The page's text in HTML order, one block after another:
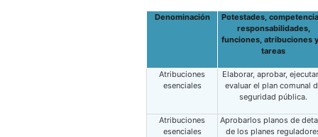
Denominación
Potestades,
responsabilidades,
funciones, atribuciones
tareas
Atribuciones
esenciales
Elaborar, aprobar,
evaluar el plan comunal
seguridad pública.
Atribuciones
esenciales
Aprobarlos planos de
de los planes